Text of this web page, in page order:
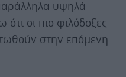
υψηλά
οι πιο φιλόδοξες
στην επόμενη